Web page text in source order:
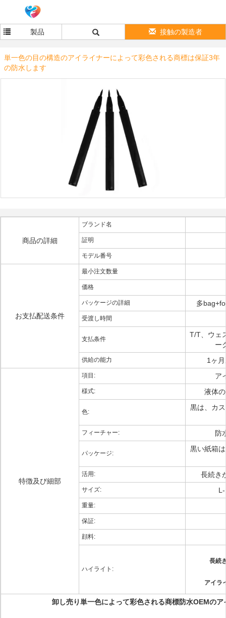
製品 接触の製造者
単一色の目の構造のアイライナーによって彩色される商標は保証3年
の防水します
商品の詳細
ブランド名
証明
モデル番号
お支払配送条件
最小注文数量
価格
パッケージの詳細 多
受渡し時間
支払条件
T/T、ウェ
ー
供給の能力 1ヶ
特徴及び細部
項目: ア
様式: 液体
色:
黒は、カ
フィーチャー: 防
パッケージ:
黒い紙箱
活用: 長続き
サイズ:
重量:
保証:
顔料:
ハイライト:
長続
アイラ
卸し売り単一色によって彩色される商標防水OEMのア